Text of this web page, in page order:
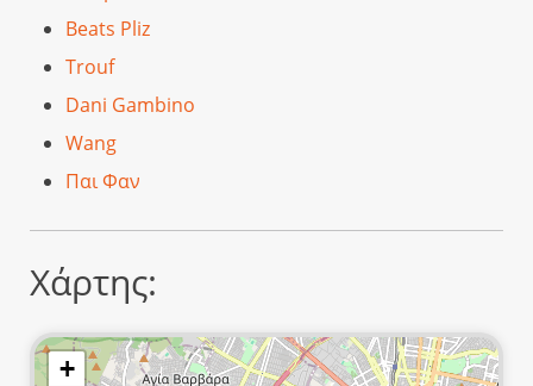
Beats Pliz
Trouf
Dani Gambino
Wang
Παι Φαν
Χάρτης:
+